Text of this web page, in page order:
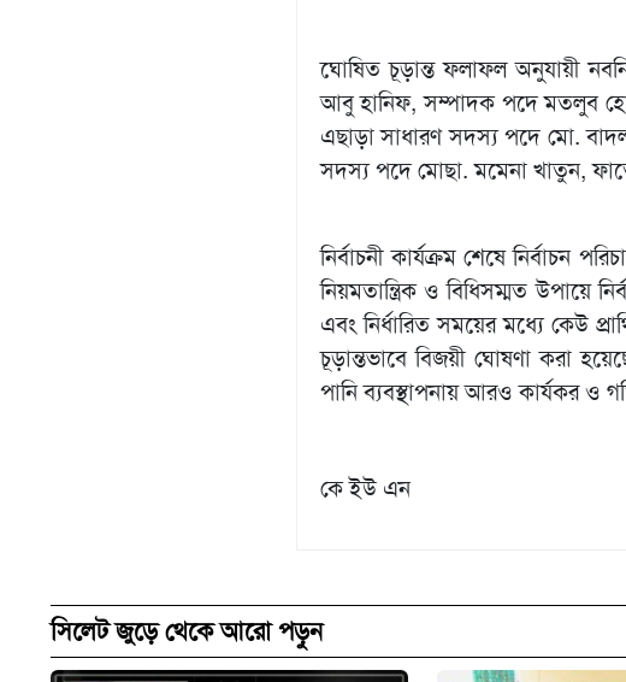
​ঘোষিত চূড়ান্ত ফলাফল অনুযায়ী
আবু হানিফ, সম্পাদক পদে মতলুব
এছাড়া সাধারণ সদস্য পদে মো.
সদস্য পদে মোছা. মমেনা খাতুন,
​নির্বাচনী কার্যক্রম শেষে নির্বাচন
নিয়মতান্ত্রিক ও বিধিসম্মত উপায়ে
এবং নির্ধারিত সময়ের মধ্যে কেউ
চূড়ান্তভাবে বিজয়ী ঘোষণা করা
পানি ব্যবস্থাপনায় আরও কার্যকর ও
কে ইউ এন
সিলেট জুড়ে থেকে আরো পড়ুন